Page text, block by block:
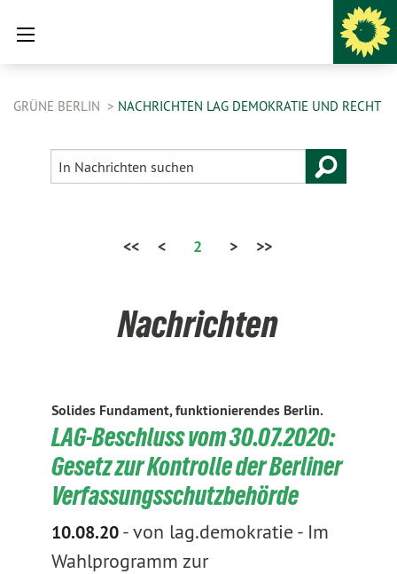
GRÜNE BERLIN NACHRICHTEN LAG DEMOKRATIE UND RECHT
<< < 2 > >>
Nachrichten
Solides Fundament, funktionierendes Berlin.
LAG-Beschluss vom 30.07.2020:
Gesetz zur Kontrolle der Berliner
Verfassungsschutzbehörde
10.08.20-von lag.demokratie - Im
Wahlprogramm zur